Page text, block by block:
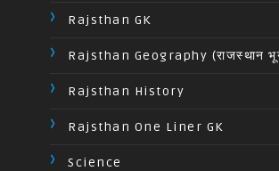
Rajsthan GK
Rajsthan Geography (राजस्थान
Rajsthan History
Rajsthan One Liner GK
Science